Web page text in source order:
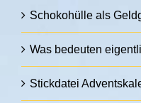
Schokohülle als
Was bedeuten
Stickdatei